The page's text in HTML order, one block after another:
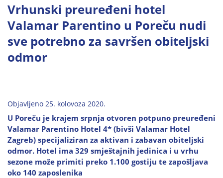
Vrhunski preuređeni hotel
Valamar Parentino u Poreču nudi
sve potrebno za savršen obiteljski
odmor
Objavljeno 25. kolovoza 2020.
U Poreču je krajem srpnja otvoren potpuno preuređeni
Valamar Parentino Hotel 4* (bivši Valamar Hotel
Zagreb) specijaliziran za aktivan i zabavan obiteljski
odmor. Hotel ima 329 smještajnih jedinica i u vrhu
sezone može primiti preko 1.100 gostiju te zapošljava
oko 140 zaposlenika